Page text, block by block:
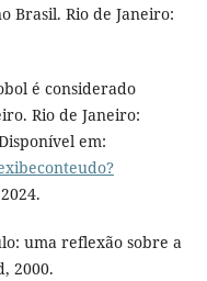
Brasil. Rio de Janeiro:
é considerado
Rio de Janeiro:
em:
uma reflexão sobre a
2000.